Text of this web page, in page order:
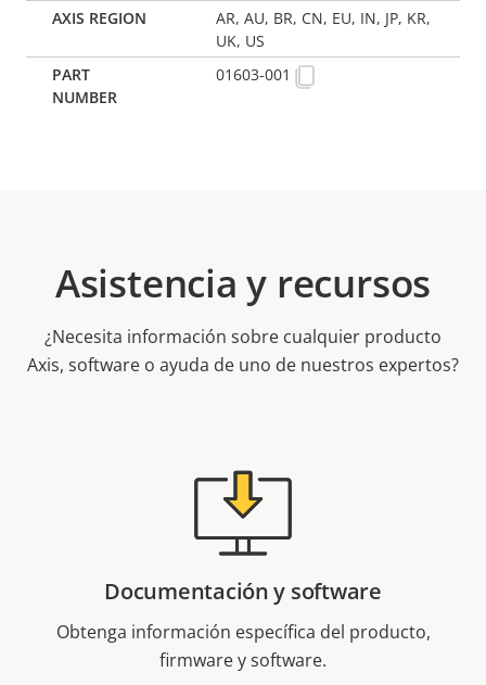
AR, AU, BR, CN, EU, IN, JP, KR,
UK, US
01603-001
Asistencia y recursos
¿Necesita información sobre cualquier producto
Axis, software o ayuda de uno de nuestros expertos?
Documentación y software
Obtenga información específica del producto,
firmware y software.